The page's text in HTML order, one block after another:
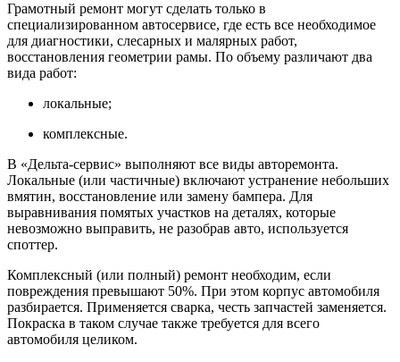
Грамотный ремонт могут сделать только в
специализированном автосервисе, где есть все необходимое
для диагностики, слесарных и малярных работ,
восстановления геометрии рамы. По объему различают два
вида работ:
локальные;
комплексные.
В «Дельта-сервис» выполняют все виды авторемонта.
Локальные (или частичные) включают устранение небольших
вмятин, восстановление или замену бампера. Для
выравнивания помятых участков на деталях, которые
невозможно выправить, не разобрав авто, используется
споттер.
Комплексный (или полный) ремонт необходим, если
повреждения превышают 50%. При этом корпус автомобиля
разбирается. Применяется сварка, честь запчастей заменяется.
Покраска в таком случае также требуется для всего
автомобиля целиком.